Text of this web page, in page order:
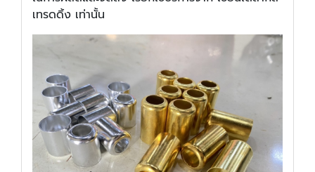
เทรดดิ้ง เท่านั้น